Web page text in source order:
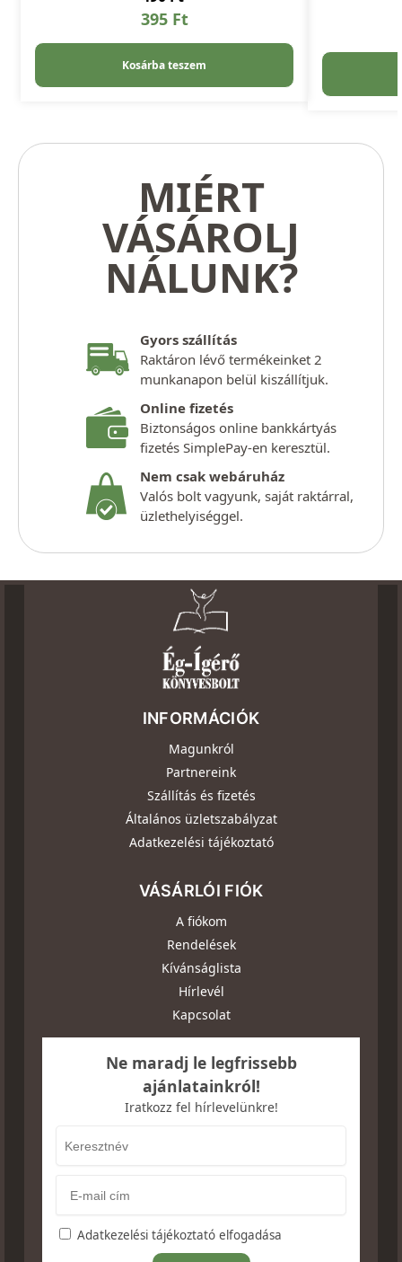
395 Ft
Kosárba teszem
MIÉRT
VÁSÁROLJ
NÁLUNK?
Gyors szállítás
Raktáron lévő termékeinket 2
munkanapon belül kiszállítjuk.
Online fizetés
Biztonságos online bankkártyás
fizetés SimplePay-en keresztül.
Nem csak webáruház
Valós bolt vagyunk, saját raktárral,
üzlethelyiséggel.
INFORMÁCIÓK
Magunkról
Partnereink
Szállítás és fizetés
Általános üzletszabályzat
Adatkezelési tájékoztató
VÁSÁRLÓI FIÓK
A fiókom
Rendelések
Kívánságlista
Hírlevél
Kapcsolat
Ne maradj le legfrissebb
ajánlatainkról!
Iratkozz fel hírlevelünkre!
Adatkezelési tájékoztató elfogadása